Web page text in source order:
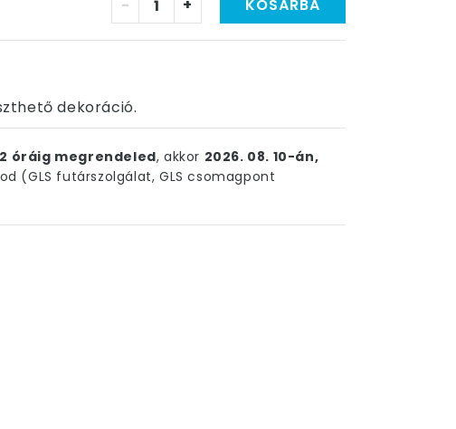
- + KOSÁRBA
dekoráció.
óráig megrendeled, akkor 2026. 08. 10-án,
(GLS futárszolgálat, GLS csomagpont